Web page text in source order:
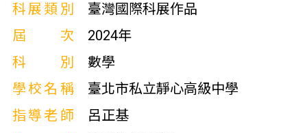
科展類別
臺灣國際科展作品
屆次
2024年
科別
數學
學校名稱
臺北市私立靜心高級中學
指導老師
呂正基